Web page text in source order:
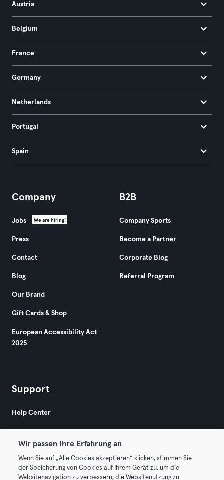
Austria
Belgium
France
Germany
Netherlands
Portugal
Spain
Company
Jobs We are hiring!
Press
Contact
Blog
Our Brand
Gift Cards & Shop
European Accessibility Act
2025
B2B
Company Sports
Become a Partner
Corporate Blog
Referral Program
Support
Help Center
Wir passen Ihre Erfahrung an
Wenn Sie auf „Alle Cookies akzeptieren“ klicken, stimmen Sie
der Speicherung von Cookies auf Ihrem Gerät zu, um die
Websitenavigation zu verbessern, die Websitenutzung zu